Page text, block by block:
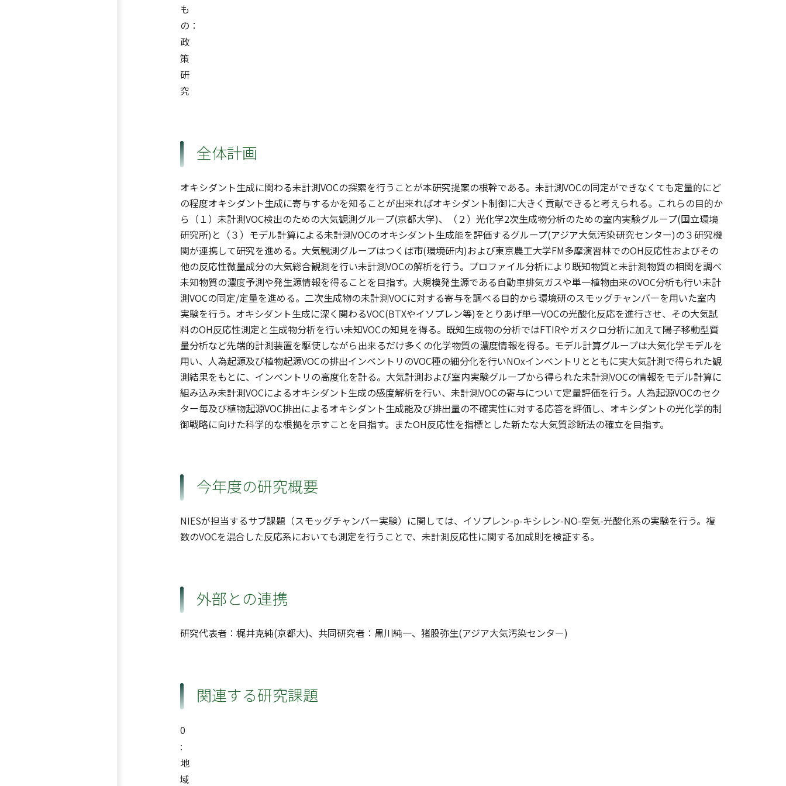
も
の：
政
策
研
究
全体計画
オキシダント生成に関わる未計測VOCの探索を行うことが本研究提案の根幹である。未計測VOCの同定ができなくても定量的にど
の程度オキシダント生成に寄与するかを知ることが出来ればオキシダント制御に大きく貢献できると考えられる。これらの目的か
ら（１）未計測VOC検出のための大気観測グループ(京都大学)、（２）光化学2次生成物分析のための室内実験グループ(国立環境
研究所)と（３）モデル計算による未計測VOCのオキシダント生成能を評価するグループ(アジア大気汚染研究センター)の３研究機
関が連携して研究を進める。大気観測グループはつくば市(環境研内)および東京農工大学FM多摩演習林でのOH反応性およびその
他の反応性微量成分の大気総合観測を行い未計測VOCの解析を行う。プロファイル分析により既知物質と未計測物質の相関を調べ
未知物質の濃度予測や発生源情報を得ることを目指す。大規模発生源である自動車排気ガスや単一植物由来のVOC分析も行い未計
測VOCの同定/定量を進める。二次生成物の未計測VOCに対する寄与を調べる目的から環境研のスモッグチャンバーを用いた室内
実験を行う。オキシダント生成に深く関わるVOC(BTXやイソプレン等)をとりあげ単一VOCの光酸化反応を進行させ、その大気試
料のOH反応性測定と生成物分析を行い未知VOCの知見を得る。既知生成物の分析ではFTIRやガスクロ分析に加えて陽子移動型質
量分析など先端的計測装置を駆使しながら出来るだけ多くの化学物質の濃度情報を得る。モデル計算グループは大気化学モデルを
用い、人為起源及び植物起源VOCの排出インベントリのVOC種の細分化を行いNOxインベントリとともに実大気計測で得られた観
測結果をもとに、インベントリの高度化を計る。大気計測および室内実験グループから得られた未計測VOCの情報をモデル計算に
組み込み未計測VOCによるオキシダント生成の感度解析を行い、未計測VOCの寄与について定量評価を行う。人為起源VOCのセク
ター毎及び植物起源VOC排出によるオキシダント生成能及び排出量の不確実性に対する応答を評価し、オキシダントの光化学的制
御戦略に向けた科学的な根拠を示すことを目指す。またOH反応性を指標とした新たな大気質診断法の確立を目指す。
今年度の研究概要
NIESが担当するサブ課題（スモッグチャンバー実験）に関しては、イソプレン-p-キシレン-NO-空気-光酸化系の実験を行う。複
数のVOCを混合した反応系においても測定を行うことで、未計測反応性に関する加成則を検証する。
外部との連携
研究代表者：梶井克純(京都大)、共同研究者：黒川純一、猪股弥生(アジア大気汚染センター)
関連する研究課題
0
:
地
域